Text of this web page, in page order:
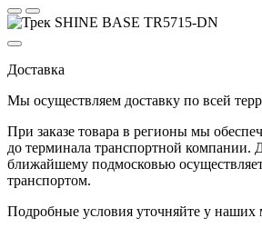
Доставка
Мы осуществляем доставку по всей
При заказе товара в регионы мы
до терминала транспортной компании.
ближайшему подмосковью
транспортом.
Подробные условия уточняйте у наших